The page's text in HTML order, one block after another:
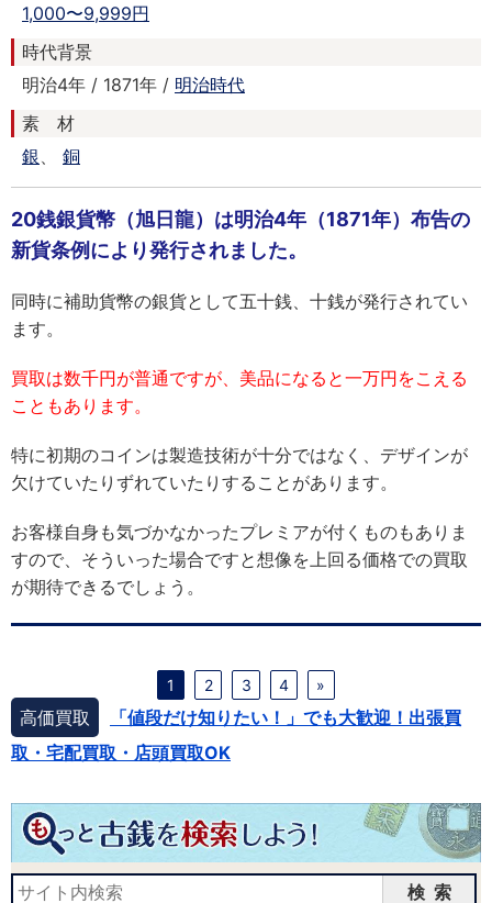
1,000〜9,999円
時代背景
明治4年 / 1871年 / 明治時代
素 材
銀
銅
20銭銀貨幣（旭日龍）は明治4年（1871年）布告の
新貨条例により発行されました。
同時に補助貨幣の銀貨として五十銭、十銭が発行されてい
ます。
買取は数千円が普通ですが、美品になると一万円をこえる
こともあります。
特に初期のコインは製造技術が十分ではなく、デザインが
欠けていたりずれていたりすることがあります。
お客様自身も気づかなかったプレミアが付くものもありま
すので、そういった場合ですと想像を上回る価格での買取
が期待できるでしょう。
1 2 3 4 »
高価買取
「値段だけ知りたい！」でも大歓迎！出張買
取・宅配買取・店頭買取OK
検索